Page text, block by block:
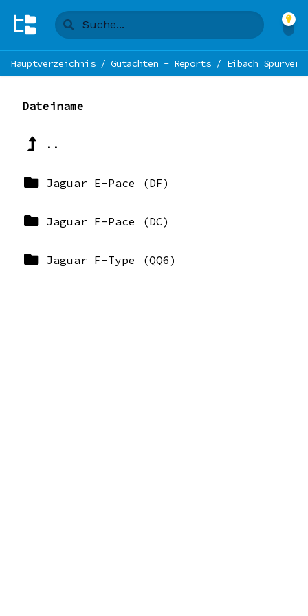
Hauptverzeichnis/Gutachten - Reports/ Eibach
Dateiname
..
Jaguar E-Pace (DF)
Jaguar F-Pace (DC)
Jaguar F-Type (QQ6)